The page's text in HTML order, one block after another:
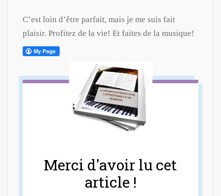
C’est loin d’être parfait, mais je me suis fait
plaisir. Profitez de la vie! Et faites de la musique!
Merci d'avoir lu cet
article !